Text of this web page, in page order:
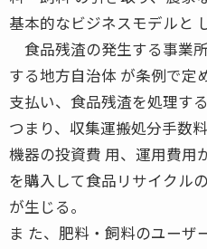
基本的なビジネスモデルと
食品残渣の発生する事業
する地方自治体 が条例で定
支払い、食品残渣を処理する
つまり、収集運搬処分手数
機器の投資費 用、運用費用
を購入して食品リサイクル
が生じる。
ま た、肥料・飼料のユーザ